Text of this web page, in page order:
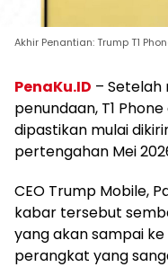
Akhir Penantian: Trump T1
PenaKu.ID –
penundaan, T1
dipastikan mulai
pertengahan Mei
CEO Trump Mobile,
kabar tersebut
yang akan sampai
perangkat yang